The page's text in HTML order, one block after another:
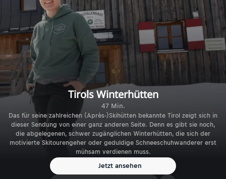
Tirols Winterhütten
47 Min.
Das für seine zahlreichen (Après-)Skihütten bekannte Tirol zeigt sich in
dieser Sendung von einer ganz anderen Seite. Denn es gibt sie noch,
die abgelegenen, schwer zugänglichen Winterhütten, die sich der
motivierte Skitourengeher oder geduldige Schneeschuhwanderer erst
mühsam verdienen muss.
Jetzt ansehen